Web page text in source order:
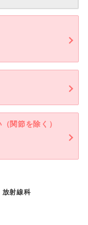
関節を除く）
放射線科